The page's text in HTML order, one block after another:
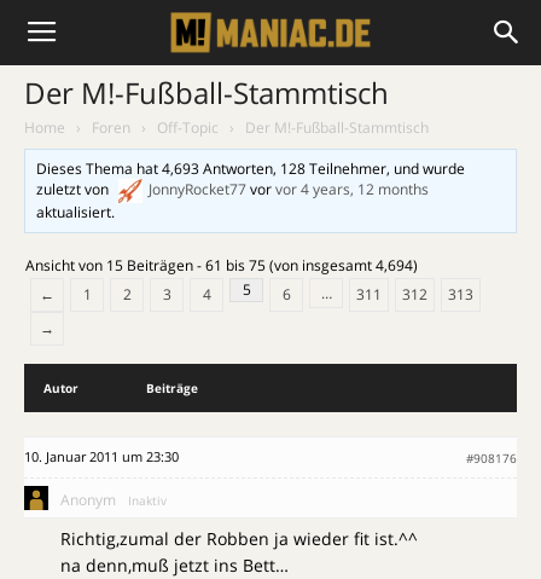
Der M!-Fußball-Stammtisch
Home › Foren › Off-Topic ›
Der M!-Fußball-Stammtisch
Dieses Thema hat 4,693 Antworten, 128 Teilnehmer, und wurde
zuletzt von
JonnyRocket77vorvor 4 years, 12 months
aktualisiert.
Ansicht von 15 Beiträgen - 61 bis 75 (von insgesamt 4,694)
←
1 2 3 4 5 6 … 311 312
313
→
Autor Beiträge
10. Januar 2011 um 23:30 #908176
Anonym Inaktiv
Richtig,zumal der Robben ja wieder fit ist.^^
na denn,muß jetzt ins Bett…